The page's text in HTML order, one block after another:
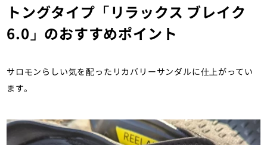
トングタイプ「リラックス ブレイク
6.0」のおすすめポイント
サロモンらしい気を配ったリカバリーサンダルに仕上がってい
ます。